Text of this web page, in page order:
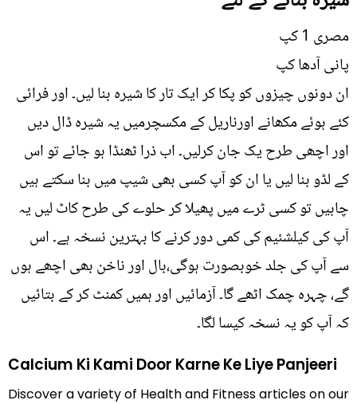
مصری 1 کپ
پانی آدھا کپ
ان دونوں چیزوں کو پکا کر ایک تار کا شیرہ بنا لیں۔ اور فرائی
کئے ہوئے مکھانے اورناریل کے مکسچرمیں یہ شیرہ ڈال دیں
اور اچھی طرح یک جان کرلیں۔ اب ذرا ٹھنڈا ہو جائے تو اس
کے لڈو بنا لیں یا ان کو آپ کسی بھی شیپ میں بنا سکتے ہیں
چاہیں تو کسی ٹرے میں پھیلا کر حلوے کی طرح کاٹ لیں یہ
آپ کی کیلشئیم کی کمی دور کرنے کا بہترین نسخہ ہے۔ اس
سے آپ کی جلد خوبصورت ہوگی،بال اور ناخن بھی اچھے ہوں
گے، چہرہ چمک اٹھے گا۔ آزمائیں اور ہمیں کمنٹ کر کے بتائیں
کہ آپ کو یہ نسخہ کیسا لگا۔
Calcium Ki Kami Door Karne Ke Liye Panjeeri
Discover a variety of Health and Fitness articles on our